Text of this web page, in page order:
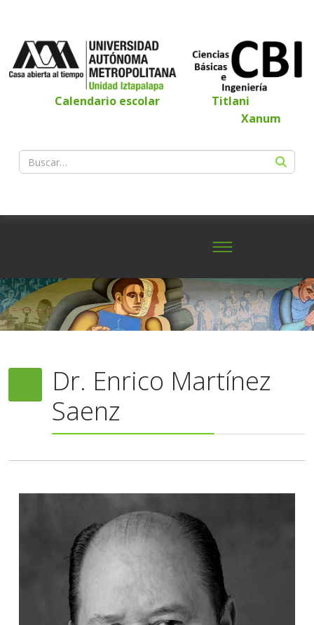
Calendario escolar
Titlani
Xanum
Dr. Enrico Martínez
Saenz